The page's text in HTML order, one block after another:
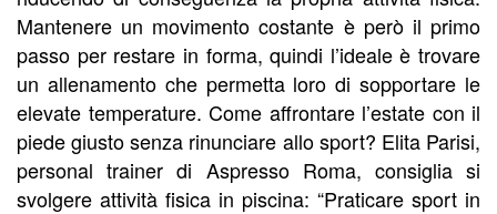
Mantenere un movimento costante è però il primo
passo per restare in forma, quindi l’ideale è trovare
un allenamento che permetta loro di sopportare le
elevate temperature. Come affrontare l’estate con il
piede giusto senza rinunciare allo sport? Elita Parisi,
personal trainer di Aspresso Roma, consiglia si
svolgere attività fisica in piscina: “Praticare sport in